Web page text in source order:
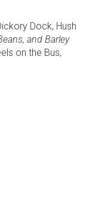
Dock, Hush
and Barley
on the Bus,